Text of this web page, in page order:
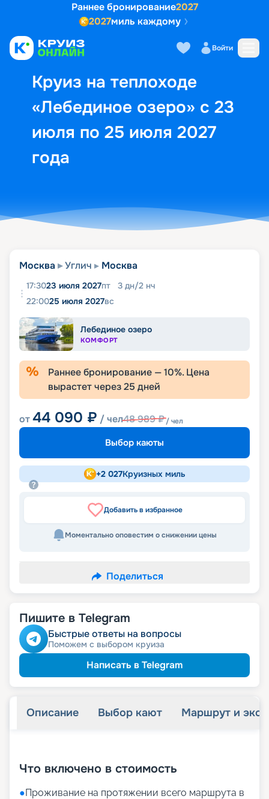
Раннее бронирование2027
2027миль каждому
Войти
Круиз на теплоходе
«Лебединое озеро» с 23
июля по 25 июля 2027
года
Выбор кают Маршрут и
Москва Углич Москва
17:3023 июля 2027пт 3 дн/2 нч
22:0025 июля 2027вс
Лебединое озеро
КОМФОРТ
Раннее бронирование —10%. Цена
вырастет через25 дней
от44 090 ₽ / чел48 989₽/ чел
Выбор каюты
+2 027Круизных миль
Добавить в избранное
Моментально оповестим о снижении цены
Поделиться
Пишите в Telegram
Быстрые ответы на вопросы
Поможем с выбором круиза
Написать в Telegram
Описание Выбор кают Маршрут и
Что включено в стоимость
●Проживание на протяжении всего маршрута в